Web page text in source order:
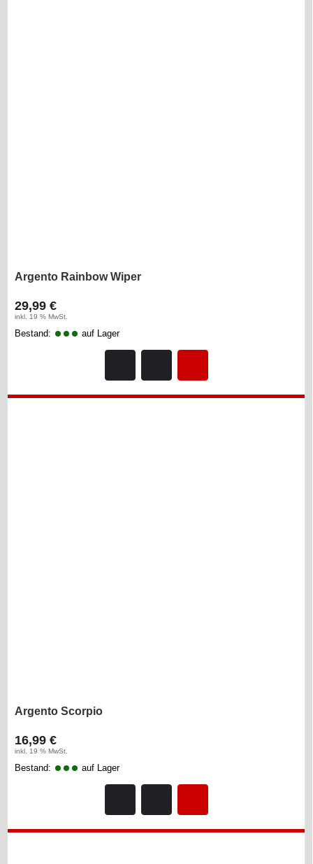
Argento Rainbow Wiper
29,99 €
inkl. 19 % MwSt.
Bestand: auf Lager
Argento Scorpio
16,99 €
inkl. 19 % MwSt.
Bestand: auf Lager